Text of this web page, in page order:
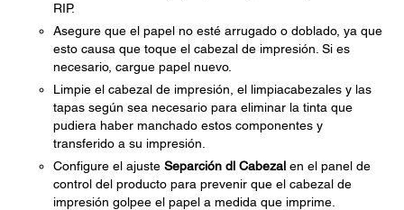
RIP.
Asegure que el papel no esté arrugado o doblado, ya que
esto causa que toque el cabezal de impresión. Si es
necesario, cargue papel nuevo.
Limpie el cabezal de impresión, el limpiacabezales y las
tapas según sea necesario para eliminar la tinta que
pudiera haber manchado estos componentes y
transferido a su impresión.
Configure el ajuste Separción dl Cabezal en el panel de
control del producto para prevenir que el cabezal de
impresión golpee el papel a medida que imprime.